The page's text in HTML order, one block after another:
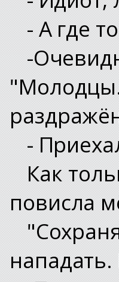
- А где
-
-
Как
повисла